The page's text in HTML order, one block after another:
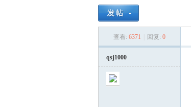
› ›
查看: 6371 回复: 0
qsj1000